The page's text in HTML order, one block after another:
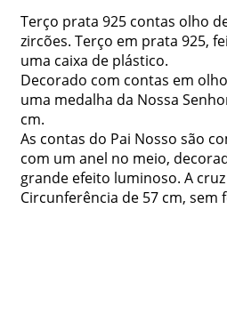
Terço prata 925 contas olho
zircões. Terço em prata 925,
uma caixa de plástico.
Decorado com contas em
uma medalha da Nossa
cm.
As contas do Pai Nosso são
com um anel no meio,
grande efeito luminoso. A
Circunferência de 57 cm, sem